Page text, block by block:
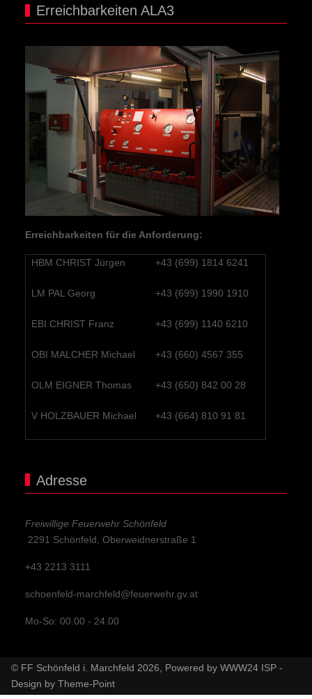
Erreichbarkeiten ALA3
Erreichbarkeiten für die Anforderung:
HBM CHRIST Jürgen +43 (699) 1814 6241
LM PAL Georg +43 (699) 1990 1910
EBI CHRIST Franz +43 (699) 1140 6210
OBI MALCHER Michael +43 (660) 4567 355
OLM EIGNER Thomas +43 (650) 842 00 28
V HOLZBAUER Michael +43 (664) 810 91 81
Adresse
Freiwillige Feuerwehr Schönfeld
2291 Schönfeld, Oberweidnerstraße 1
+43 2213 3111
schoenfeld-marchfeld@feuerwehr.gv.at
Mo-So: 00.00 - 24.00
© FF Schönfeld i. Marchfeld 2026, Powered byWWW24 ISP -
Design byTheme-Point